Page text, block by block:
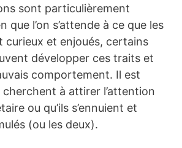
sont particulièrement
que l’on s’attende à ce que les
curieux et enjoués, certains
développer ces traits et
comportement. Il est
cherchent à attirer l’attention
ou qu’ils s’ennuient et
(ou les deux).